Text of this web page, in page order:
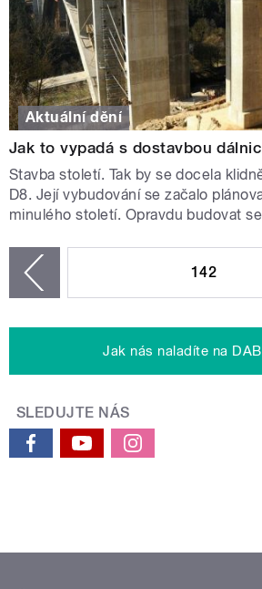
Aktuální dění
Jak to vypadá s dostavbou
Stavba století. Tak by se docela
D8. Její vybudování se začalo
minulého století. Opravdu budovat
142
Jak nás naladíte na
SLEDUJTE NÁS